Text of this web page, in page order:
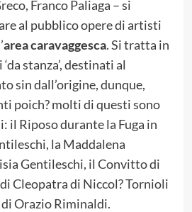
Franco Paliaga – si
al pubblico opere di artisti
area caravaggesca. Si tratta in
stanza’, destinati al
sin dall’origine, dunque,
poich? molti di questi sono
il Riposo durante la Fuga in
la Maddalena
Gentileschi, il Convitto di
Cleopatra di Niccol? Tornioli
Orazio Riminaldi.